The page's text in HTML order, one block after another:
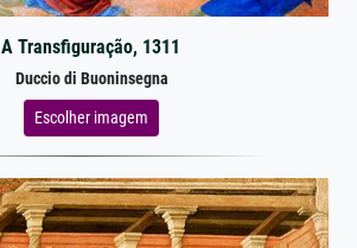
A Transfiguração, 1311
Duccio di Buoninsegna
Escolher imagem